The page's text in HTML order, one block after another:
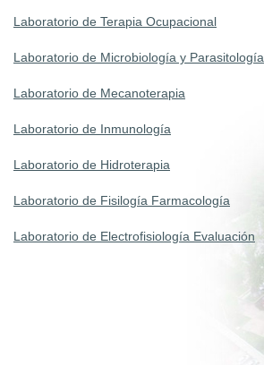
Laboratorio de Terapia Ocupacional
Laboratorio de Microbiología y Parasitología
Laboratorio de Mecanoterapia
Laboratorio de Inmunología
Laboratorio de Hidroterapia
Laboratorio de Fisilogía Farmacología
Laboratorio de Electrofisiología Evaluación